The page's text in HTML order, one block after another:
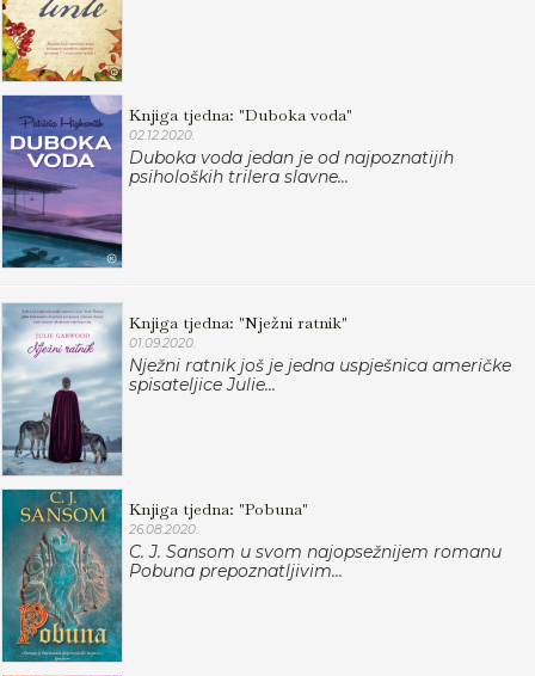
Knjiga tjedna: "Duboka voda"
02.12.2020.
Duboka voda jedan je od najpoznatijih
psiholoških trilera slavne...
Knjiga tjedna: "Nježni ratnik"
01.09.2020.
Nježni ratnik još je jedna uspješnica američke
spisateljice Julie...
Knjiga tjedna: "Pobuna"
26.08.2020.
C. J. Sansom u svom najopsežnijem romanu
Pobuna prepoznatljivim...